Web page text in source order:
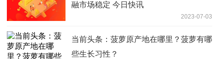
融市场稳定 今日快讯
2023-07-03
当前头条：菠萝原产地在哪里？菠萝有哪
些生长习性？